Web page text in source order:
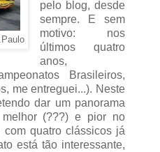
pelo blog, desde
sempre. E sem
motivo: nos
últimos quatro
anos,
Brasileiros,
me entreguei...). Neste
dar um panorama
(???) e pior no
quatro clássicos já
está tão interessante,